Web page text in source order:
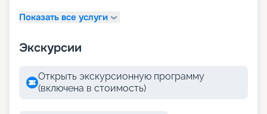
Показать все услуги
Экскурсии
Открыть экскурсионную программу
(включена в стоимость)